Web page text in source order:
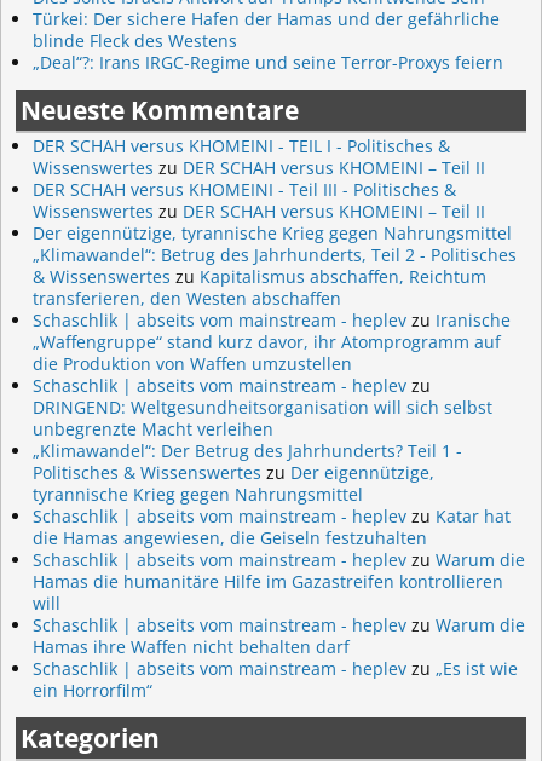
Türkei: Der sichere Hafen der Hamas und der gefährliche
blinde Fleck des Westens
„Deal“?: Irans IRGC-Regime und seine Terror-Proxys feiern
Neueste Kommentare
DER SCHAH versus KHOMEINI - TEIL I - Politisches &
Wissenswertes zu DER SCHAH versus KHOMEINI – Teil II
DER SCHAH versus KHOMEINI - Teil III - Politisches &
Wissenswertes zu DER SCHAH versus KHOMEINI – Teil II
Der eigennützige, tyrannische Krieg gegen Nahrungsmittel
„Klimawandel“: Betrug des Jahrhunderts, Teil 2 - Politisches
& Wissenswertes zu Kapitalismus abschaffen, Reichtum
transferieren, den Westen abschaffen
Schaschlik | abseits vom mainstream - heplev zu Iranische
„Waffengruppe“ stand kurz davor, ihr Atomprogramm auf
die Produktion von Waffen umzustellen
Schaschlik | abseits vom mainstream - heplev zu
DRINGEND: Weltgesundheitsorganisation will sich selbst
unbegrenzte Macht verleihen
„Klimawandel“: Der Betrug des Jahrhunderts? Teil 1 -
Politisches & Wissenswertes zu Der eigennützige,
tyrannische Krieg gegen Nahrungsmittel
Schaschlik | abseits vom mainstream - heplev zu Katar hat
die Hamas angewiesen, die Geiseln festzuhalten
Schaschlik | abseits vom mainstream - heplev zu Warum die
Hamas die humanitäre Hilfe im Gazastreifen kontrollieren
will
Schaschlik | abseits vom mainstream - heplev zu Warum die
Hamas ihre Waffen nicht behalten darf
Schaschlik | abseits vom mainstream - heplev zu „Es ist wie
ein Horrorfilm“
Kategorien